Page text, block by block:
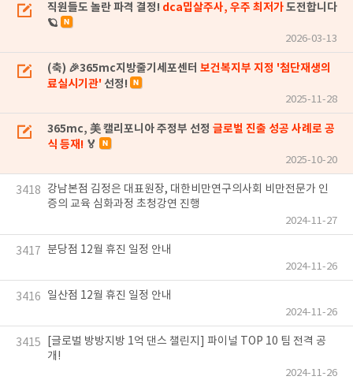
직원들도 놀란 파격 결정! dca밉살주사, 우주 최저가도전합니다
🪐
2026-03-13
(축) 🎉365mc지방줄기세포센터 보건복지부 지정 '첨단재생의
료실시기관' 선정!
2025-11-28
365mc, 美 캘리포니아 주정부 선정 글로벌 진출 성공 사례로 공
식 등재! 🏅
2025-10-20
3418
강남본점 김정은 대표원장, 대한비만연구의사회 비만전문가 인
증의 교육 심화과정 초청강연 진행
2024-11-27
3417 분당점 12월 휴진 일정 안내
2024-11-26
3416 일산점 12월 휴진 일정 안내
2024-11-26
3415
[글로벌 방방지방 1억 댄스 챌린지] 파이널 TOP 10 팀 전격 공
개!
2024-11-26